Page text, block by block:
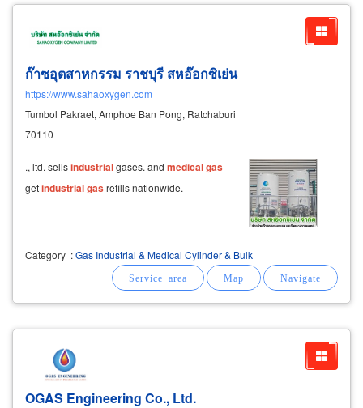
ก๊าซอุตสาหกรรม ราชบุรี สหอ๊อกซิเย่น
https://www.sahaoxygen.com
Tumbol Pakraet, Amphoe Ban Pong, Ratchaburi
70110
., ltd. sellsindustrialgases. and medicalgas
getindustrialgasrefills nationwide.
Category :Gas Industrial & Medical Cylinder & Bulk
OGAS Engineering Co., Ltd.